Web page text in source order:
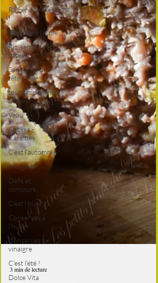
Ramène ta fraise
!
Retour de l'école
Riz, semoule et
pâtes
Sans prise de
tête
tout simplement
un oeuf
Veau
Antilles -
Caraïbes
C'est l'automne
Antigaspi
Défis et
concours
C'est l'hiver !
Conserves à
l'huile
Conserves au
vinaigre
C'est l'été !
Dolce Vita